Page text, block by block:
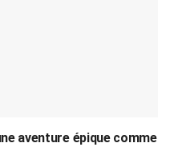
aventure épique comme